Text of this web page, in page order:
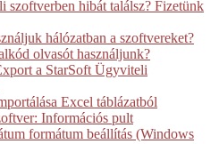
szoftverben hibát találsz? Fizetünk
hálózatban a szoftvereket?
olvasót használjunk?
a StarSoft Ügyviteli
Excel táblázatból
Információs pult
formátum beállítás (Windows